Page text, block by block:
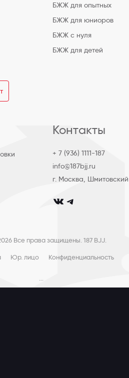
БЖЖ для опытных
БЖЖ для юниоров
БЖЖ с нуля
БЖЖ для детей
Контакты
+ 7 (936) 1111-187
info@187bjj.ru
г. Москва,
club_187bjj
club187bjj
Все права защищены. 187 BJJ.
Юр. лицо Конфиденциальность